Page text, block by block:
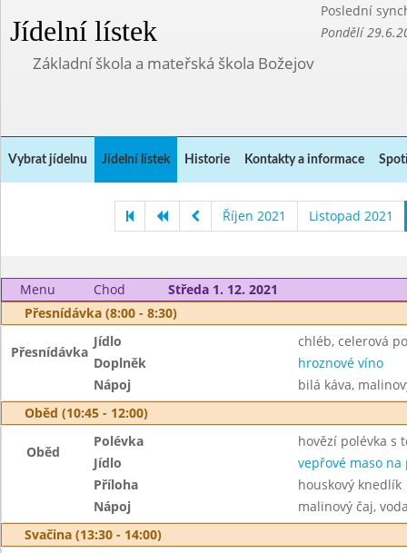
Jídelní lístek
Poslední
Pondělí
Základní škola a mateřská škola Božejov
Vybrat jídelnu Jídelní lístek Historie Kontakty a informace
Říjen 2021 Listopad 2021
Menu Chod
Středa 1. 12. 2021
Přesnídávka (8:00 - 8:30)
Přesnídávka
Jídlo
chléb, celerová
Doplněk
hroznové víno
Nápoj
bilá káva,
Oběd (10:45 - 12:00)
Oběd
Polévka
hovězí polévka s
Jídlo
vepřové maso na
Příloha
houskový knedlík
Nápoj
malinový čaj,
Svačina (13:30 - 14:00)